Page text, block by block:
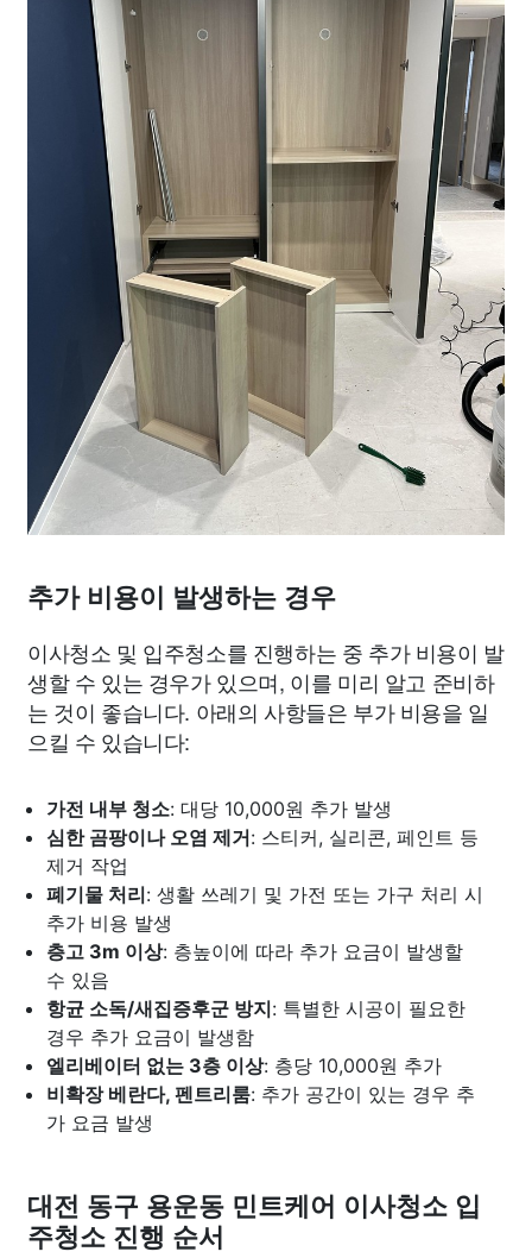
추가 비용이 발생하는 경우
이사청소 및 입주청소를 진행하는 중 추가 비용이 발
생할 수 있는 경우가 있으며, 이를 미리 알고 준비하
는 것이 좋습니다. 아래의 사항들은 부가 비용을 일
으킬 수 있습니다:
가전 내부 청소: 대당 10,000원 추가 발생
심한 곰팡이나 오염 제거: 스티커, 실리콘, 페인트 등
제거 작업
폐기물 처리: 생활 쓰레기 및 가전 또는 가구 처리 시
추가 비용 발생
층고 3m 이상: 층높이에 따라 추가 요금이 발생할
수 있음
항균 소독/새집증후군 방지: 특별한 시공이 필요한
경우 추가 요금이 발생함
엘리베이터 없는 3층 이상: 층당 10,000원 추가
비확장 베란다, 펜트리룸: 추가 공간이 있는 경우 추
가 요금 발생
대전 동구 용운동 민트케어 이사청소 입
주청소 진행 순서